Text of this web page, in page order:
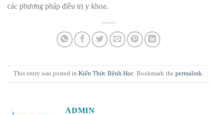
các phương pháp điều trị y khoa.
This entry was posted in Kiến Thức Bệnh Học. Bookmark the permalink.
ADMIN